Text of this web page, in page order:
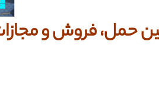
حمل، فروش و